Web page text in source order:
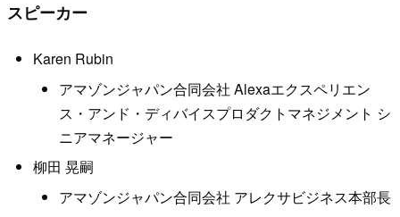
スピーカー
Karen Rubin
アマゾンジャパン合同会社 Alexaエクスペリエン
ス・アンド・ディバイスプロダクトマネジメント シ
ニアマネージャー
柳田 晃嗣
アマゾンジャパン合同会社 アレクサビジネス本部長